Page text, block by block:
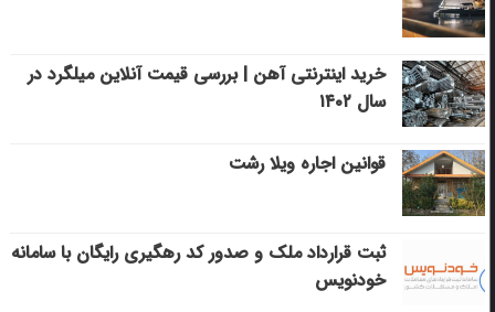
خرید اینترنتی آهن | بررسی قیمت آنلاین میلگرد در
سال ۱۴۰۲
قوانین اجاره ویلا رشت
ثبت قرارداد ملک و صدور کد رهگیری رایگان با سامانه
خودنویس